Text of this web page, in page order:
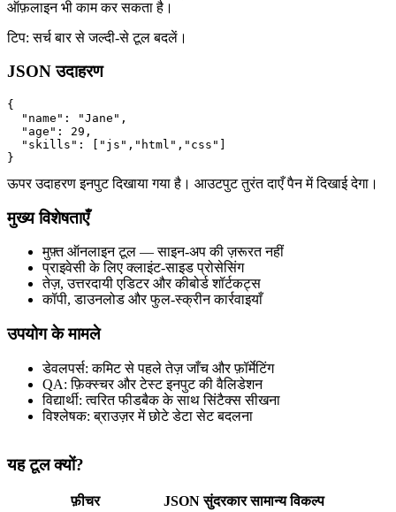
ऑफ़लाइन भी काम कर सकता है।
टिप: सर्च बार से जल्दी‑से टूल बदलें।
JSON उदाहरण
{
  "name": "Jane",
  "age": 29,
  "skills": ["js","html","css"]
}
ऊपर उदाहरण इनपुट दिखाया गया है। आउटपुट तुरंत दाएँ पैन में दिखाई देगा।
मुख्य विशेषताएँ
मुफ़्त ऑनलाइन टूल — साइन‑अप की ज़रूरत नहीं
प्राइवेसी के लिए क्लाइंट‑साइड प्रोसेसिंग
तेज़, उत्तरदायी एडिटर और कीबोर्ड शॉर्टकट्स
कॉपी, डाउनलोड और फुल‑स्क्रीन कार्रवाइयाँ
उपयोग के मामले
डेवलपर्स: कमिट से पहले तेज़ जाँच और फ़ॉर्मेटिंग
QA: फ़िक्स्चर और टेस्ट इनपुट की वैलिडेशन
विद्यार्थी: त्वरित फीडबैक के साथ सिंटैक्स सीखना
विश्लेषक: ब्राउज़र में छोटे डेटा सेट बदलना
यह टूल क्यों?
फ़ीचर JSON सुंदरकार सामान्य विकल्प